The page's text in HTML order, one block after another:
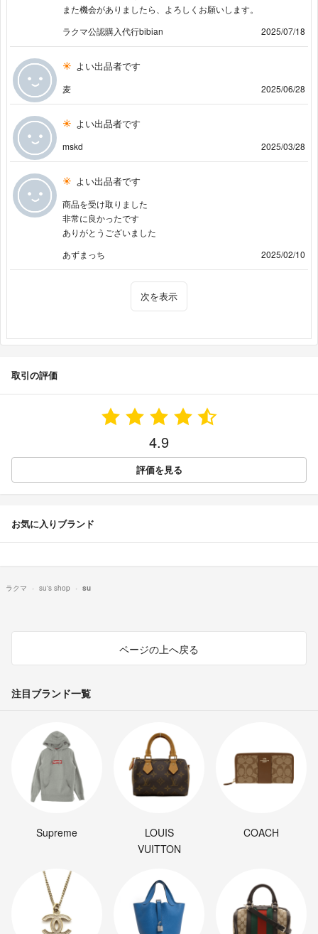
また機会がありましたら、よろしくお願いします。
ラクマ公認購入代行bibian
2025/07/18
よい出品者です
麦 2025/06/28
よい出品者です
mskd 2025/03/28
よい出品者です
商品を受け取りました
非常に良かったです
ありがとうございました
あずまっち
2025/02/10
次を表示
取引の評価
4.9
評価を見る
お気に入りブランド
ラクマ su's shop su
ページの上へ戻る
注目ブランド一覧
Supreme
LOUIS
VUITTON
COACH